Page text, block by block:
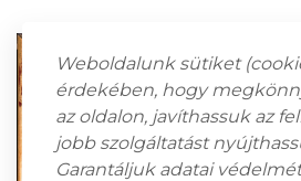
Weboldalunk sütiket
érdekében, hogy
az oldalon, javíthassuk az
jobb szolgáltatást
Garantáljuk adatai